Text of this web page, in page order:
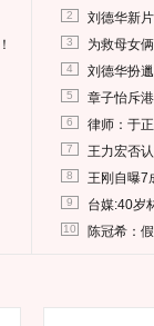
2 刘德华新
3 为救母女
4 刘德华扮
5 章子怡斥
6 律师：于
7 王力宏否
8 王刚自曝7
9 台媒:40岁
10 陈冠希：